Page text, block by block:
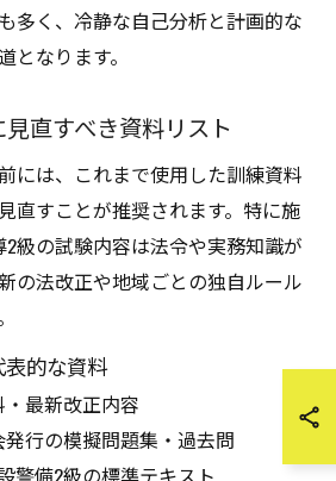
多く、冷静な自己分析と計画的な
となります。
直すべき資料リスト
には、これまで使用した訓練資料
直すことが推奨されます。特に施
級の試験内容は法令や実務知識が
の法改正や地域ごとの独自ルール
表的な資料
最新改正内容
行の模擬問題集・過去問
警備2級の標準テキスト